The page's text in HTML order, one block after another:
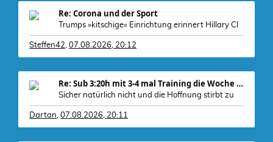
Re: Corona und der Sport
Trumps »kitschige« Einrichtung erinnert Hillary Cl
Steffen42, 07.08.2026, 20:12
Re: Sub 3:20h mit 3-4 mal Training die Woche machb
Sicher natürlich nicht und die Hoffnung stirbt zu
Dartan, 07.08.2026, 20:11